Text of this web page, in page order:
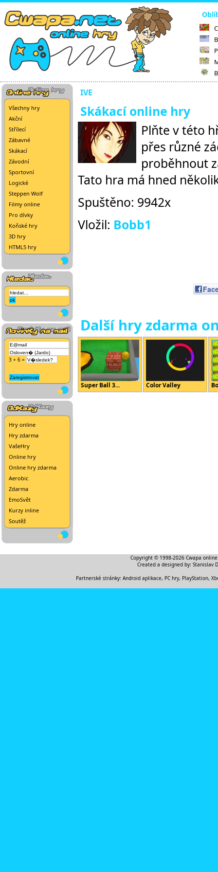
Všechny hry
Akční
Střílecí
Zábavné
Skákací
Závodní
Sportovní
Logické
Steppen Wolf
Filmy online
Pro dívky
Koňské hry
3D hry
HTML5 hry
3 + 6 =
Hry online
Hry zdarma
VašeHry
Online hry
Online hry zdarma
Aerobic
Zdarma
EmoSvět
Kurzy inline
Soutěž
IVE
Skákací online hry
Plňte v této
přes různé
proběhnout
Tato hra má hned
Spuštěno: 9942x
Vložil: Bobb1
Další hry zdarma
Super Ball 3... Color Valley
Copyright © 1998-2026 Cwapa
Created a designed by: Stanislav
Partnerské stránky: Android aplikace, PC hry, PlayStation,